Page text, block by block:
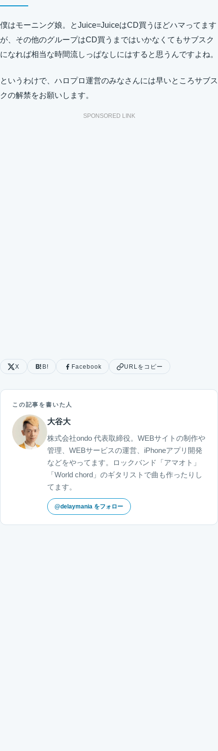
僕はモーニング娘。とJuice=JuiceはCD買うほどハマってます
が、その他のグループはCD買うまではいかなくてもサブスク
になれば相当な時間流しっぱなしにはすると思うんですよね。
というわけで、ハロプロ運営のみなさんには早いところサブス
クの解禁をお願いします。
SPONSORED LINK
X B! Facebook URLをコピー
この記事を書いた人
大谷大
株式会社ondo 代表取締役。WEBサイトの制作や
管理、WEBサービスの運営、iPhoneアプリ開発
などをやってます。ロックバンド「アマオト」
「World chord」のギタリストで曲も作ったりし
てます。
@delaymania をフォロー